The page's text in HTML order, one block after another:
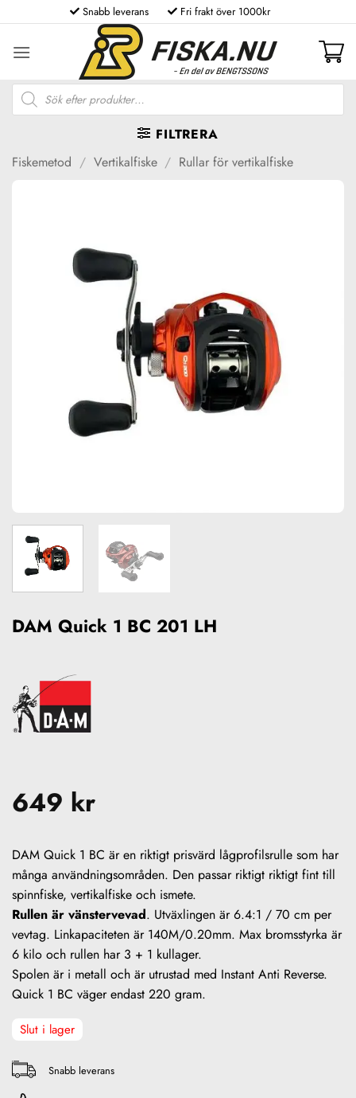
to
content
Snabb leverans Fri frakt över 1000kr
Produktsökning
FILTRERA
Fiskemetod / Vertikalfiske / Rullar för vertikalfiske
DAM Quick 1 BC 201 LH
649 kr
DAM Quick 1 BC är en riktigt prisvärd lågprofilsrulle som har
många användningsområden. Den passar riktigt riktigt fint till
spinnfiske, vertikalfiske och ismete.
Rullen är vänstervevad. Utväxlingen är 6.4:1 / 70 cm per
vevtag. Linkapaciteten är 140M/0.20mm. Max bromsstyrka är
6 kilo och rullen har 3 + 1 kullager.
Spolen är i metall och är utrustad med Instant Anti Reverse.
Quick 1 BC väger endast 220 gram.
Slut i lager
Snabb leverans